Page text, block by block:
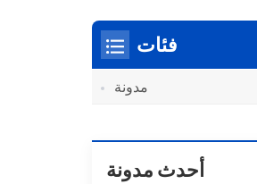
فئات
مدونة
أحدث مدونة